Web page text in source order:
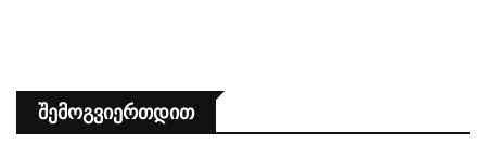
Შემოგვიერთდით